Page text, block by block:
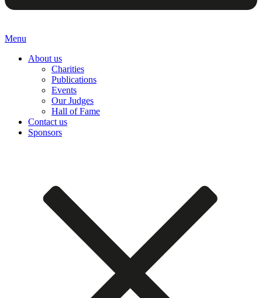
Menu
About us
Charities
Publications
Events
Our Judges
Hall of Fame
Contact us
Sponsors